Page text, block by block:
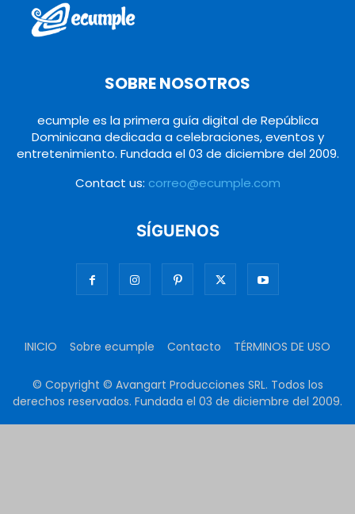
SOBRE NOSOTROS
ecumple es la primera guía digital de República
Dominicana dedicada a celebraciones, eventos y
entretenimiento. Fundada el 03 de diciembre del 2009.
Contact us: correo@ecumple.com
SÍGUENOS
INICIO Sobre ecumple Contacto TÉRMINOS DE USO
© Copyright © Avangart Producciones SRL. Todos los
derechos reservados. Fundada el 03 de diciembre del 2009.